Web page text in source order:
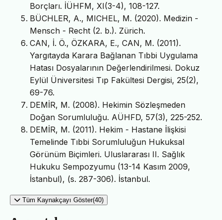
Borçları. İÜHFM, XI(3-4), 108-127.
BÜCHLER, A., MICHEL, M. (2020). Medizin -
Mensch - Recht (2. b.). Zürich.
CAN, İ. Ö., ÖZKARA, E., CAN, M. (2011).
Yargıtayda Karara Bağlanan Tıbbi Uygulama
Hatası Dosyalarının Değerlendirilmesi. Dokuz
Eylül Üniversitesi Tıp Fakültesi Dergisi, 25(2),
69-76.
DEMİR, M. (2008). Hekimin Sözleşmeden
Doğan Sorumluluğu. AÜHFD, 57(3), 225-252.
DEMİR, M. (2011). Hekim - Hastane İlişkisi
Temelinde Tıbbi Sorumluluğun Hukuksal
Görünüm Biçimleri. Uluslararası II. Sağlık
Hukuku Sempozyumu (13-14 Kasım 2009,
İstanbul), (s. 287-306). İstanbul.
Tüm Kaynakçayı Göster(40)